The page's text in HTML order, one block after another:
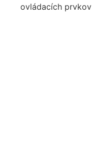
ovládacích prvkov